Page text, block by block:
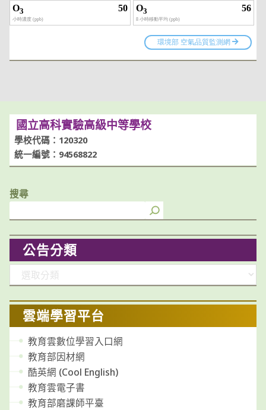
國立高科實驗高級中等學校
學校代碼：120320
統一編號：94568822
搜尋
公告分類
類
雲端學習平台
教育雲數位學習入口網
教育部因材網
酷英網 (Cool English)
教育雲電子書
教育部磨課師平臺